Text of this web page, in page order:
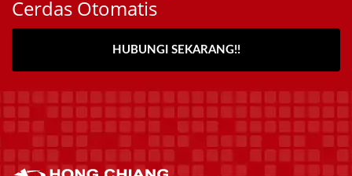
Cerdas Otomatis
HUBUNGI SEKARANG!!